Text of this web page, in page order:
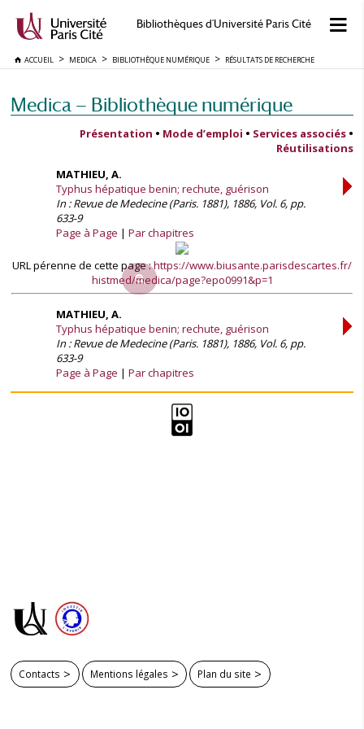
Bibliothèques d'Université Paris Cité
ACCUEIL MEDICA BIBLIOTHÈQUE NUMÉRIQUE RÉSULTATS DE RECHERCHE
Medica — Bibliothèque numérique
Présentation • Mode d’emploi • Services associés •
Réutilisations
MATHIEU, A.
Typhus hépatique benin; rechute, guérison
In : Revue de Medecine (Paris. 1881), 1886, Vol. 6, pp.
633-9
Page à Page
Par chapitres
URL pérenne de cette page :https://www.biusante.parisdescartes.fr/
histmed/medica/page?epo0991&p=1
MATHIEU, A.
Typhus hépatique benin; rechute, guérison
In : Revue de Medecine (Paris. 1881), 1886, Vol. 6, pp.
633-9
Page à Page
Par chapitres
Contacts Mentions légales Plan du site